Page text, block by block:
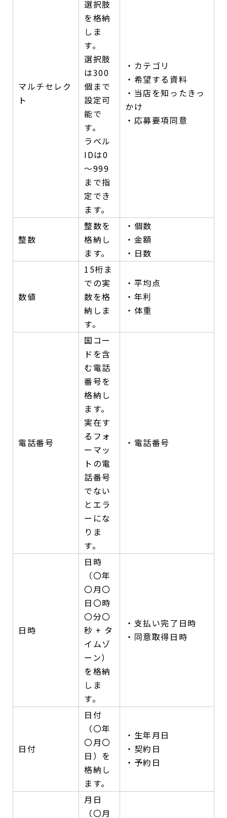
マルチセレク
ト
選択肢
を格納
しま
す。
選択肢
は300
個まで
設定可
能で
す。
ラベル
IDは0
～999
まで指
定でき
ます。
・カテゴリ
・希望する資料
・当店を知ったきっ
かけ
・応募要項同意
整数
整数を
格納し
ます。
・個数
・金額
・日数
数値
15桁ま
での実
数を格
納しま
す。
・平均点
・年利
・体重
電話番号
国コー
ドを含
む電話
番号を
格納し
ます。
実在す
るフォ
ーマッ
トの電
話番号
でない
とエラ
ーにな
りま
す。
・電話番号
日時
日時
（〇年
〇月〇
日〇時
〇分〇
秒 + タ
イムゾ
ーン）
を格納
しま
す。
・支払い完了日時
・同意取得日時
日付
日付
（〇年
〇月〇
日）を
格納し
ます。
・生年月日
・契約日
・予約日
月日
（〇月